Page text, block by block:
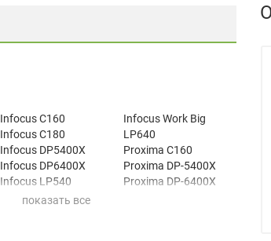
Infocus C160
Infocus C180
Infocus DP5400X
Infocus DP6400X
Infocus LP540
Infocus LP640
Infocus Work Big
LP640
Proxima C160
Proxima DP-5400X
Proxima DP-6400X